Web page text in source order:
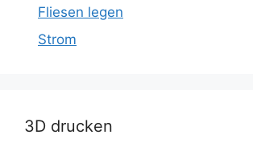
Fliesen legen
Strom
3D drucken